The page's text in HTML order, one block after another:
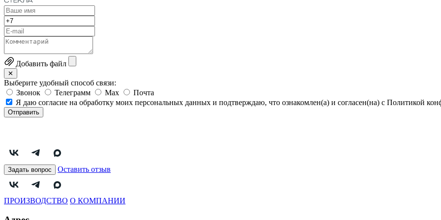
Добавить файл
✕
Выберите удобный способ связи:
Звонок
Телеграмм Max
Почта
Я даю согласие на обработку моих персональных данных и подтверждаю, что ознакомлен(а) и согласен(на) с Политикой
Отправить
Задать вопрос Оставить отзыв
ПРОИЗВОДСТВО О КОМПАНИИ